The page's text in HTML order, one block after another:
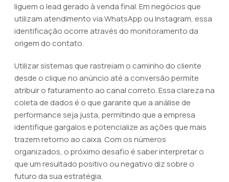
liguem o lead gerado à venda final. Em negócios que
utilizam atendimento via WhatsApp ou Instagram, essa
identificação ocorre através do monitoramento da
origem do contato.
Utilizar sistemas que rastreiam o caminho do cliente
desde o clique no anúncio até a conversão permite
atribuir o faturamento ao canal correto. Essa clareza na
coleta de dados é o que garante que a análise de
performance seja justa, permitindo que a empresa
identifique gargalos e potencialize as ações que mais
trazem retorno ao caixa. Com os números
organizados, o próximo desafio é saber interpretar o
que um resultado positivo ou negativo diz sobre o
futuro da sua estratégia.